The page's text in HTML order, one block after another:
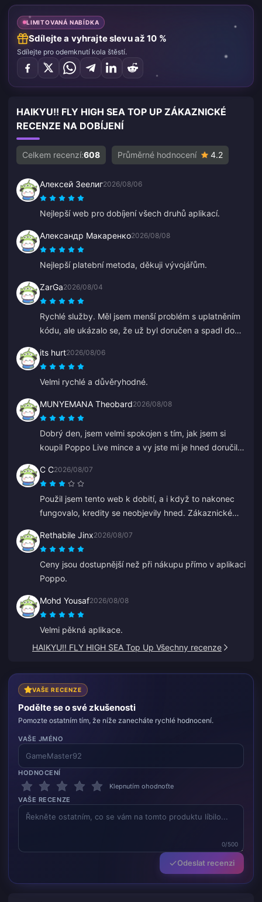
LIMITOVANÁ NABÍDKA
Sdílejte a vyhrajte slevu až 10 %
Sdílejte pro odemknutí kola štěstí.
HAIKYU!! FLY HIGH SEA TOP UP ZÁKAZNICKÉ
RECENZE NA DOBÍJENÍ
Celkem recenzí:608 Průměrné hodnocení 4.2
Алексей Зеелиг2026/08/06
Nejlepší web pro dobíjení všech druhů aplikací.
Александр Макаренко2026/08/08
Nejlepší platební metoda, děkuji vývojářům.
ZarGa2026/08/04
Rychlé služby. Měl jsem menší problém s uplatněním
kódu, ale ukázalo se, že už byl doručen a spadl do
vyřešen za asistence Anny.
its hurt2026/08/06
Velmi rychlé a důvěryhodné.
MUNYEMANA Theobard2026/08/08
Dobrý den, jsem velmi spokojen s tím, jak jsem si
koupil Poppo Live mince a vy jste mi je hned doručili
tím, jak mě navedla. Děkuji, jen tak dál.
C C2026/08/07
Použil jsem tento web k dobití, a i když to nakonec
fungovalo, kredity se neobjevily hned. Zákaznickému
znervóznilo, ale nakonec dobití proběhlo. Bylo by
mnohem lepší, kdyby podpora reagovala rychleji.
Rethabile Jinx2026/08/07
Ceny jsou dostupnější než při nákupu přímo v aplikaci
Poppo.
Mohd Yousaf2026/08/08
Velmi pěkná aplikace.
HAIKYU!! FLY HIGH SEA Top Up Všechny recenze
VAŠE RECENZE
Podělte se o své zkušenosti
Pomozte ostatním tím, že níže zanecháte rychlé hodnocení.
VAŠE JMÉNO
HODNOCENÍ
Klepnutím ohodnoťte
VAŠE RECENZE
0/500
Odeslat recenzi